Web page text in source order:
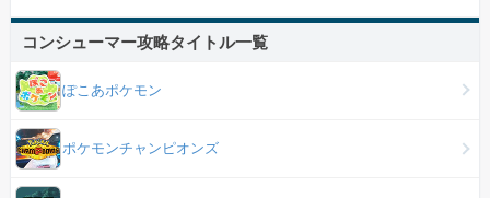
コンシューマー攻略タイトル一覧
ぽこあポケモン
ポケモンチャンピオンズ